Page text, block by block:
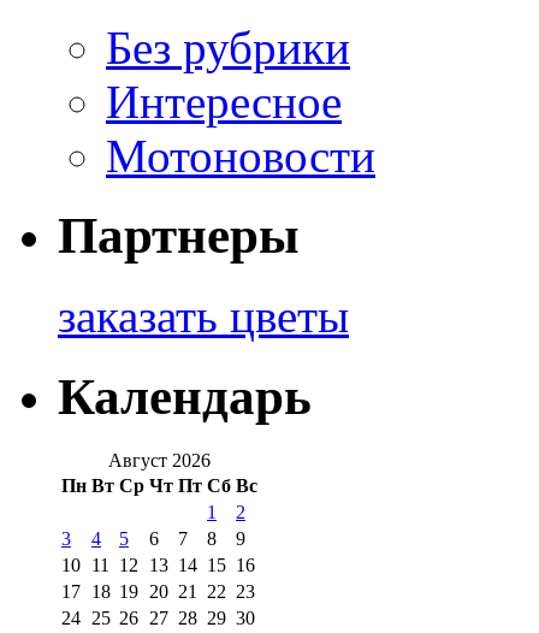
Без рубрики
Интересное
Мотоновости
Партнеры
заказать цветы
Календарь
Август 2026
Пн Вт Ср Чт Пт Сб Вс
1
2
3
4 5 6 7 8
9
10 11 12 13 14 15 16
17 18 19 20 21 22 23
24 25 26 27 28 29 30